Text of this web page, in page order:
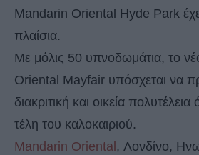
Mandarin Oriental Hyde Park
πλαίσια.
Με μόλις 50 υπνοδωμάτια, το
Oriental Mayfair υπόσχεται να
διακριτική και οικεία πολυτέλεια
τέλη του καλοκαιριού.
Mandarin Oriental , Λονδίνο,